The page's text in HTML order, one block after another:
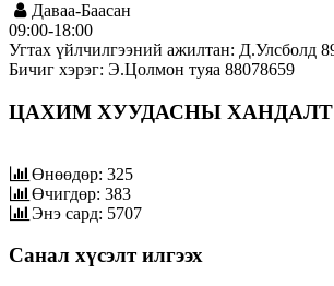
Даваа-Баасан
09:00-18:00
Угтах үйлчилгээний ажилтан: Д.Улсболд
Бичиг хэрэг: Э.Цолмон туяа 88078659
ЦАХИМ ХУУДАСНЫ ХАНДАЛТ
Өнөөдөр: 325
Өчигдөр: 383
Энэ сард: 5707
Санал хүсэлт илгээх